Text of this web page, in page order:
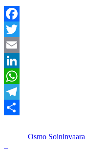
Facebook
Twitter
Email
LinkedIn
WhatsApp
Telegram
Osmo Soininvaara